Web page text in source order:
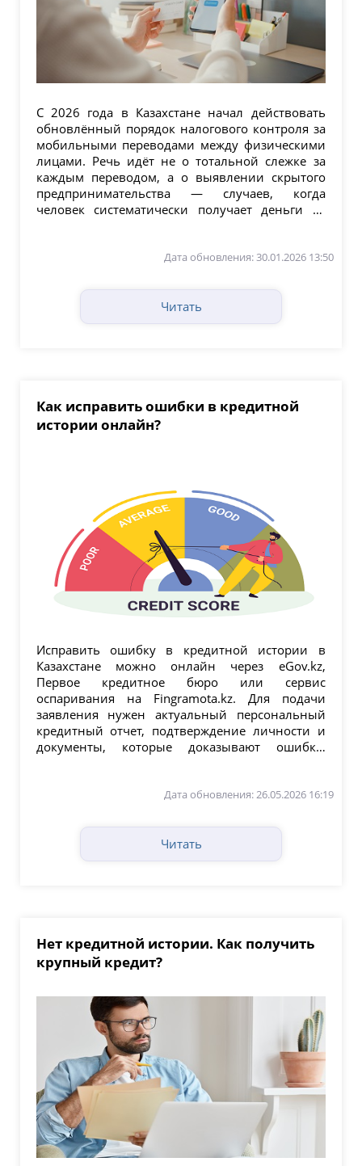
С 2026 года в Казахстане начал действовать
обновлённый порядок налогового контроля за
мобильными переводами между физическими
лицами. Речь идёт не о тотальной слежке за
каждым переводом, а о выявлении скрытого
предпринимательства — случаев, когда
человек систематически получает деньги от
Дата обновления: 30.01.2026 13:50
Читать
Как исправить ошибки в кредитной
истории онлайн?
Исправить ошибку в кредитной истории в
Казахстане можно онлайн через eGov.kz,
Первое кредитное бюро или сервис
оспаривания на Fingramota.kz. Для подачи
заявления нужен актуальный персональный
кредитный отчет, подтверждение личности и
документы, которые доказывают ошибку:
Дата обновления: 26.05.2026 16:19
Читать
Нет кредитной истории. Как получить
крупный кредит?